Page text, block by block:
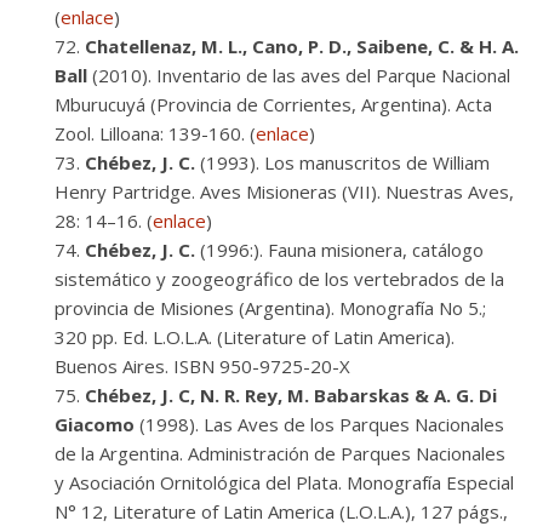
(enlace)
Chatellenaz, M. L., Cano, P. D., Saibene, C. & H. A.
Ball (2010). Inventario de las aves del Parque Nacional
Mburucuyá (Provincia de Corrientes, Argentina). Acta
Zool. Lilloana: 139-160. (enlace)
Chébez, J. C. (1993). Los manuscritos de William
Henry Partridge. Aves Misioneras (VII). Nuestras Aves,
28: 14–16. (enlace)
Chébez, J. C. (1996:). Fauna misionera, catálogo
sistemático y zoogeográfico de los vertebrados de la
provincia de Misiones (Argentina). Monografía No 5.;
320 pp. Ed. L.O.L.A. (Literature of Latin America).
Buenos Aires. ISBN 950-9725-20-X
Chébez, J. C, N. R. Rey, M. Babarskas & A. G. Di
Giacomo (1998). Las Aves de los Parques Nacionales
de la Argentina. Administración de Parques Nacionales
y Asociación Ornitológica del Plata. Monografía Especial
N° 12, Literature of Latin America (L.O.L.A.), 127 págs.,